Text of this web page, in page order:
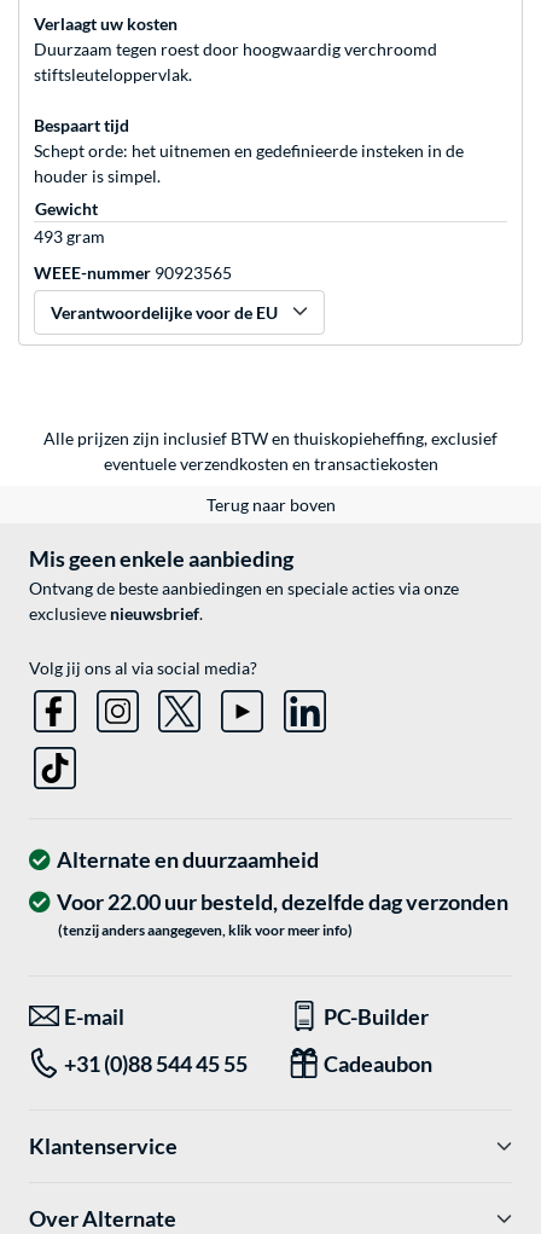
Verlaagt uw kosten
Duurzaam tegen roest door hoogwaardig verchroomd
stiftsleuteloppervlak.
Bespaart tijd
Schept orde: het uitnemen en gedefinieerde insteken in de
houder is simpel.
Gewicht
493 gram
WEEE-nummer 90923565
Verantwoordelijke voor de EU
Alle prijzen zijn inclusief BTW en thuiskopieheffing, exclusief
eventueleverzendkosten en transactiekosten
Terug naar boven
Mis geen enkele aanbieding
Ontvang de beste aanbiedingen en speciale acties via onze
exclusieve nieuwsbrief.
Volg jij ons al via social media?
Alternate en duurzaamheid
Voor 22.00 uur besteld, dezelfde dag verzonden
(tenzij anders aangegeven, klik voor meer info)
E-mail
PC-Builder
+31 (0)88 544 45 55
Cadeaubon
Klantenservice
Over Alternate